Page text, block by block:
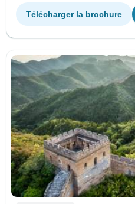
Télécharger la brochure